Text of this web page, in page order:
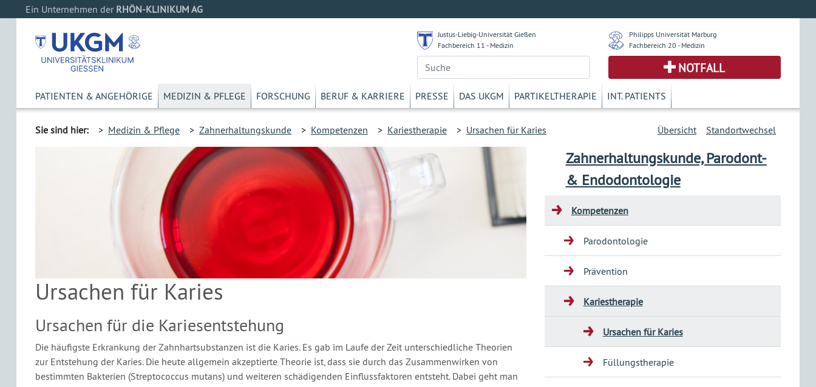
Ein Unternehmen der RHÖN-KLINIKUM AG
Justus-Liebig-Universität Gießen
Fachbereich 11 - Medizin
Philipps Universität Marburg
Fachbereich 20 - Medizin
NOTFALL
PATIENTEN & ANGEHÖRIGE MEDIZIN & PFLEGE FORSCHUNG BERUF & KARRIERE PRESSE DAS UKGM PARTIKELTHERAPIE INT. PATIENTS
Sie sind hier: > Medizin & Pflege > Zahnerhaltungskunde > Kompetenzen > Kariestherapie > Ursachen für Karies Standortwechsel
Übersicht
Ursachen für Karies
Ursachen für die Kariesentstehung
Die häufigste Erkrankung der Zahnhartsubstanzen ist die Karies. Es gab im Laufe der Zeit unterschiedliche Theorien
zur Entstehung der Karies. Die heute allgemein akzeptierte Theorie ist, dass sie durch das Zusammenwirken von
bestimmten Bakterien (Streptococcus mutans) und weiteren schädigenden Einflussfaktoren entsteht. Dabei geht man
Zahnerhaltungskunde, Parodont-
& Endodontologie
Kompetenzen
Parodontologie
Prävention
Kariestherapie
Ursachen für Karies
Füllungstherapie